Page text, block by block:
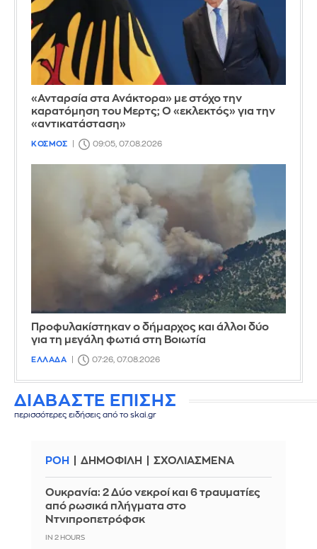
«Ανταρσία στα Ανάκτορα» με στόχο την
καρατόμηση του Μερτς; Ο «εκλεκτός» για την
«αντικατάσταση»
ΚΟΣΜΟΣ 09:05, 07.08.2026
Προφυλακίστηκαν ο δήμαρχος και άλλοι δύο
για τη μεγάλη φωτιά στη Βοιωτία
ΕΛΛΑΔΑ 07:26, 07.08.2026
ΔΙΑΒΑΣΤΕ ΕΠΙΣΗΣ
περισσότερες ειδήσεις από το skai.gr
ΡΟΗ ΔΗΜΟΦΙΛΗ ΣΧΟΛΙΑΣΜΕΝΑ
Ουκρανία: 2 Δύο νεκροί και 6 τραυματίες
από ρωσικά πλήγματα στο
Ντνιπροπετρόφσκ
IN 2 HOURS